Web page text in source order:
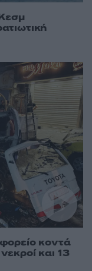
κοντά
και 13